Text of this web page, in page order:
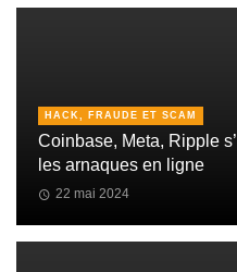
HACK, FRAUDE ET SCAM
Coinbase, Meta, Ripple
les arnaques en ligne
22 mai 2024